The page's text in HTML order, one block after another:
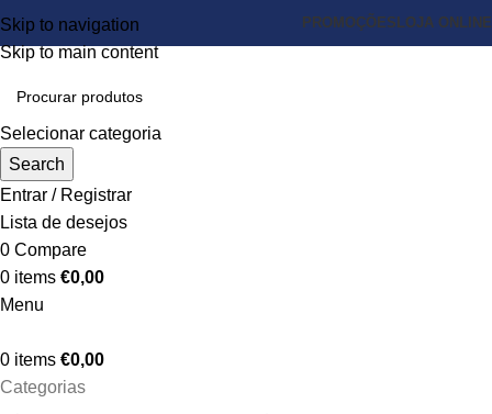
Skip to navigation
Skip to main content
PROMOÇÕES LOJA ONLINE
Selecionar categoria
Search
Entrar / Registrar
Lista de desejos
0 Compare
0 items €0,00
Menu
0 items €0,00
Categorias